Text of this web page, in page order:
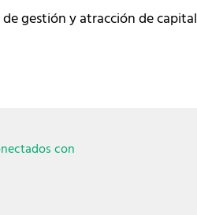
gestión y atracción de capital
con